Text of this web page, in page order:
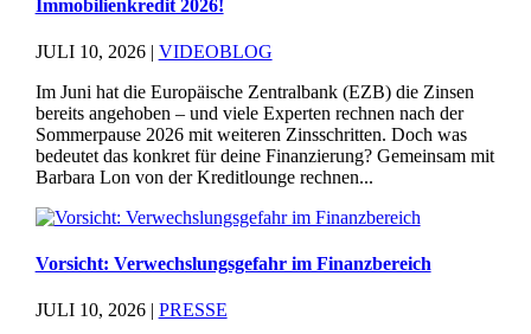
Immobilienkredit 2026!
JULI 10, 2026| VIDEOBLOG
Im Juni hat die Europäische Zentralbank (EZB) die Zinsen
bereits angehoben – und viele Experten rechnen nach der
Sommerpause 2026 mit weiteren Zinsschritten. Doch was
bedeutet das konkret für deine Finanzierung? Gemeinsam mit
Barbara Lon von der Kreditlounge rechnen...
Vorsicht: Verwechslungsgefahr im Finanzbereich
JULI 10, 2026| PRESSE